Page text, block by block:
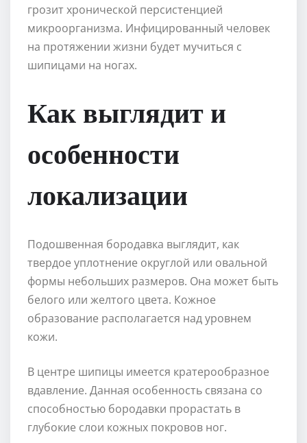
грозит хронической персистенцией
микроорганизма. Инфицированный человек
на протяжении жизни будет мучиться с
шипицами на ногах.
Как выглядит и
особенности
локализации
Подошвенная бородавка выглядит, как
твердое уплотнение округлой или овальной
формы небольших размеров. Она может быть
белого или желтого цвета. Кожное
образование располагается над уровнем
кожи.
В центре шипицы имеется кратерообразное
вдавление. Данная особенность связана со
способностью бородавки прорастать в
глубокие слои кожных покровов ног.